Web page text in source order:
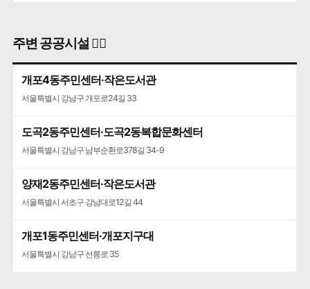
주변 공공시설 👨‍✈️
개포4동주민센터·작은도서관
서울특별시 강남구 개포로24길 33
도곡2동주민센터·도곡2동복합문화센터
서울특별시 강남구 남부순환로378길 34-9
양재2동주민센터·작은도서관
서울특별시 서초구 강남대로12길 44
개포1동주민센터·개포지구대
서울특별시 강남구 선릉로 35